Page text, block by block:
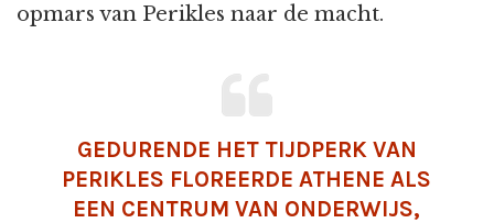
opmars van Perikles naar de macht.
GEDURENDE HET TIJDPERK VAN
PERIKLES FLOREERDE ATHENE ALS
EEN CENTRUM VAN ONDERWIJS,